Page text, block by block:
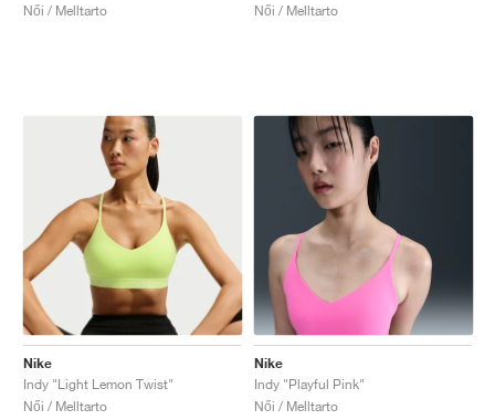
Női / Melltarto
Női / Melltarto
Nike
Indy "Light Lemon Twist"
Női / Melltarto
Nike
Indy "Playful Pink"
Női / Melltarto